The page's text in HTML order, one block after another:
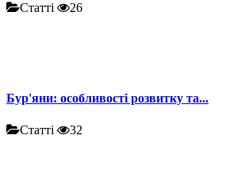
Статті 26
Бур'яни: особливості розвитку та...
Статті 32